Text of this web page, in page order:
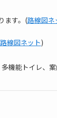
ます。(路線図ネ
路線図ネット)
機能トイレ、